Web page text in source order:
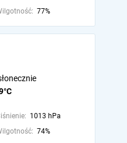
77%
1013 hPa
74%